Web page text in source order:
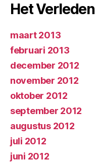
Het Verleden
maart 2013
februari 2013
december 2012
november 2012
oktober 2012
september 2012
augustus 2012
juli 2012
juni 2012